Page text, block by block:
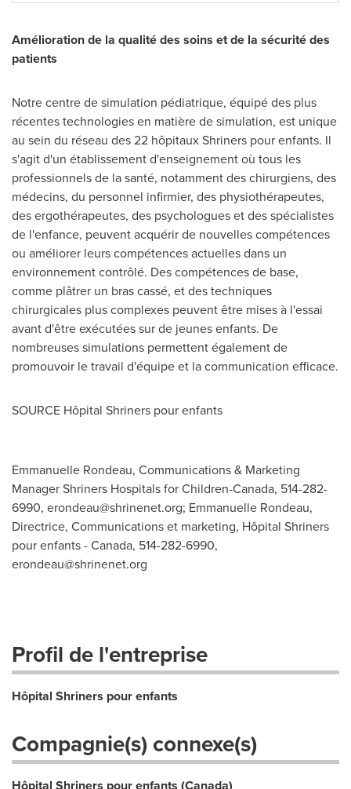
Amélioration de la qualité des soins et de la sécurité des
patients
Notre centre de simulation pédiatrique, équipé des plus
récentes technologies en matière de simulation, est unique
au sein du réseau des 22 hôpitaux Shriners pour enfants. Il
s'agit d'un établissement d'enseignement où tous les
professionnels de la santé, notamment des chirurgiens, des
médecins, du personnel infirmier, des physiothérapeutes,
des ergothérapeutes, des psychologues et des spécialistes
de l'enfance, peuvent acquérir de nouvelles compétences
ou améliorer leurs compétences actuelles dans un
environnement contrôlé. Des compétences de base,
comme plâtrer un bras cassé, et des techniques
chirurgicales plus complexes peuvent être mises à l'essai
avant d'être exécutées sur de jeunes enfants. De
nombreuses simulations permettent également de
promouvoir le travail d'équipe et la communication efficace.
SOURCE Hôpital Shriners pour enfants
Emmanuelle Rondeau, Communications & Marketing
Manager Shriners Hospitals for Children-Canada, 514-282-
6990, erondeau@shrinenet.org; Emmanuelle Rondeau,
Directrice, Communications et marketing, Hôpital Shriners
pour enfants - Canada, 514-282-6990,
erondeau@shrinenet.org
Profil de l'entreprise
Hôpital Shriners pour enfants
Compagnie(s) connexe(s)